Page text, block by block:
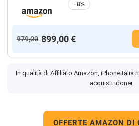
−8%
979,00 899,00 €
In qualità di Affiliato Amazon, iPhoneItalia
acquisti idonei.
OFFERTE AMAZON DI